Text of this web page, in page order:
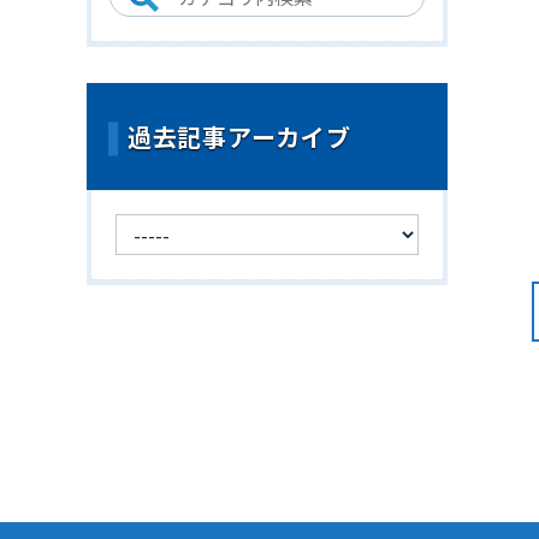
過去記事アーカイブ